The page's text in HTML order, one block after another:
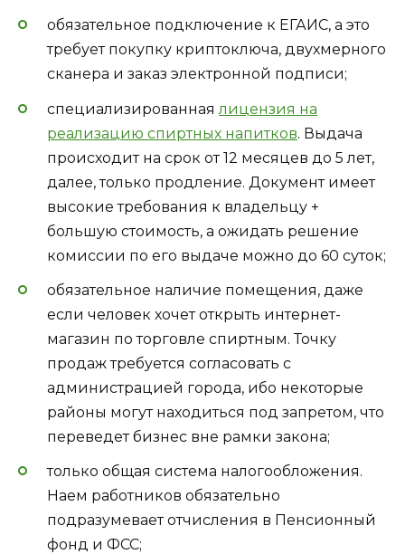
обязательное подключение к ЕГАИС, а это
требует покупку криптоключа, двухмерного
сканера и заказ электронной подписи;
специализированная лицензия на
реализацию спиртных напитков. Выдача
происходит на срок от 12 месяцев до 5 лет,
далее, только продление. Документ имеет
высокие требования к владельцу +
большую стоимость, а ожидать решение
комиссии по его выдаче можно до 60 суток;
обязательное наличие помещения, даже
если человек хочет открыть интернет-
магазин по торговле спиртным. Точку
продаж требуется согласовать с
администрацией города, ибо некоторые
районы могут находиться под запретом, что
переведет бизнес вне рамки закона;
только общая система налогообложения.
Наем работников обязательно
подразумевает отчисления в Пенсионный
фонд и ФСС;